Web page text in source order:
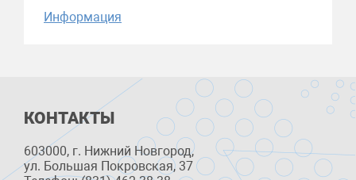
Информация
КОНТАКТЫ
603000, г. Нижний Новгород,
ул. Большая Покровская, 37